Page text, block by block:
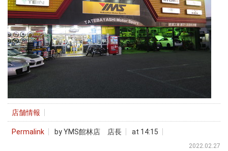
店舗情報
Permalink by YMS館林店 店長 at 14:15
2022.02.27